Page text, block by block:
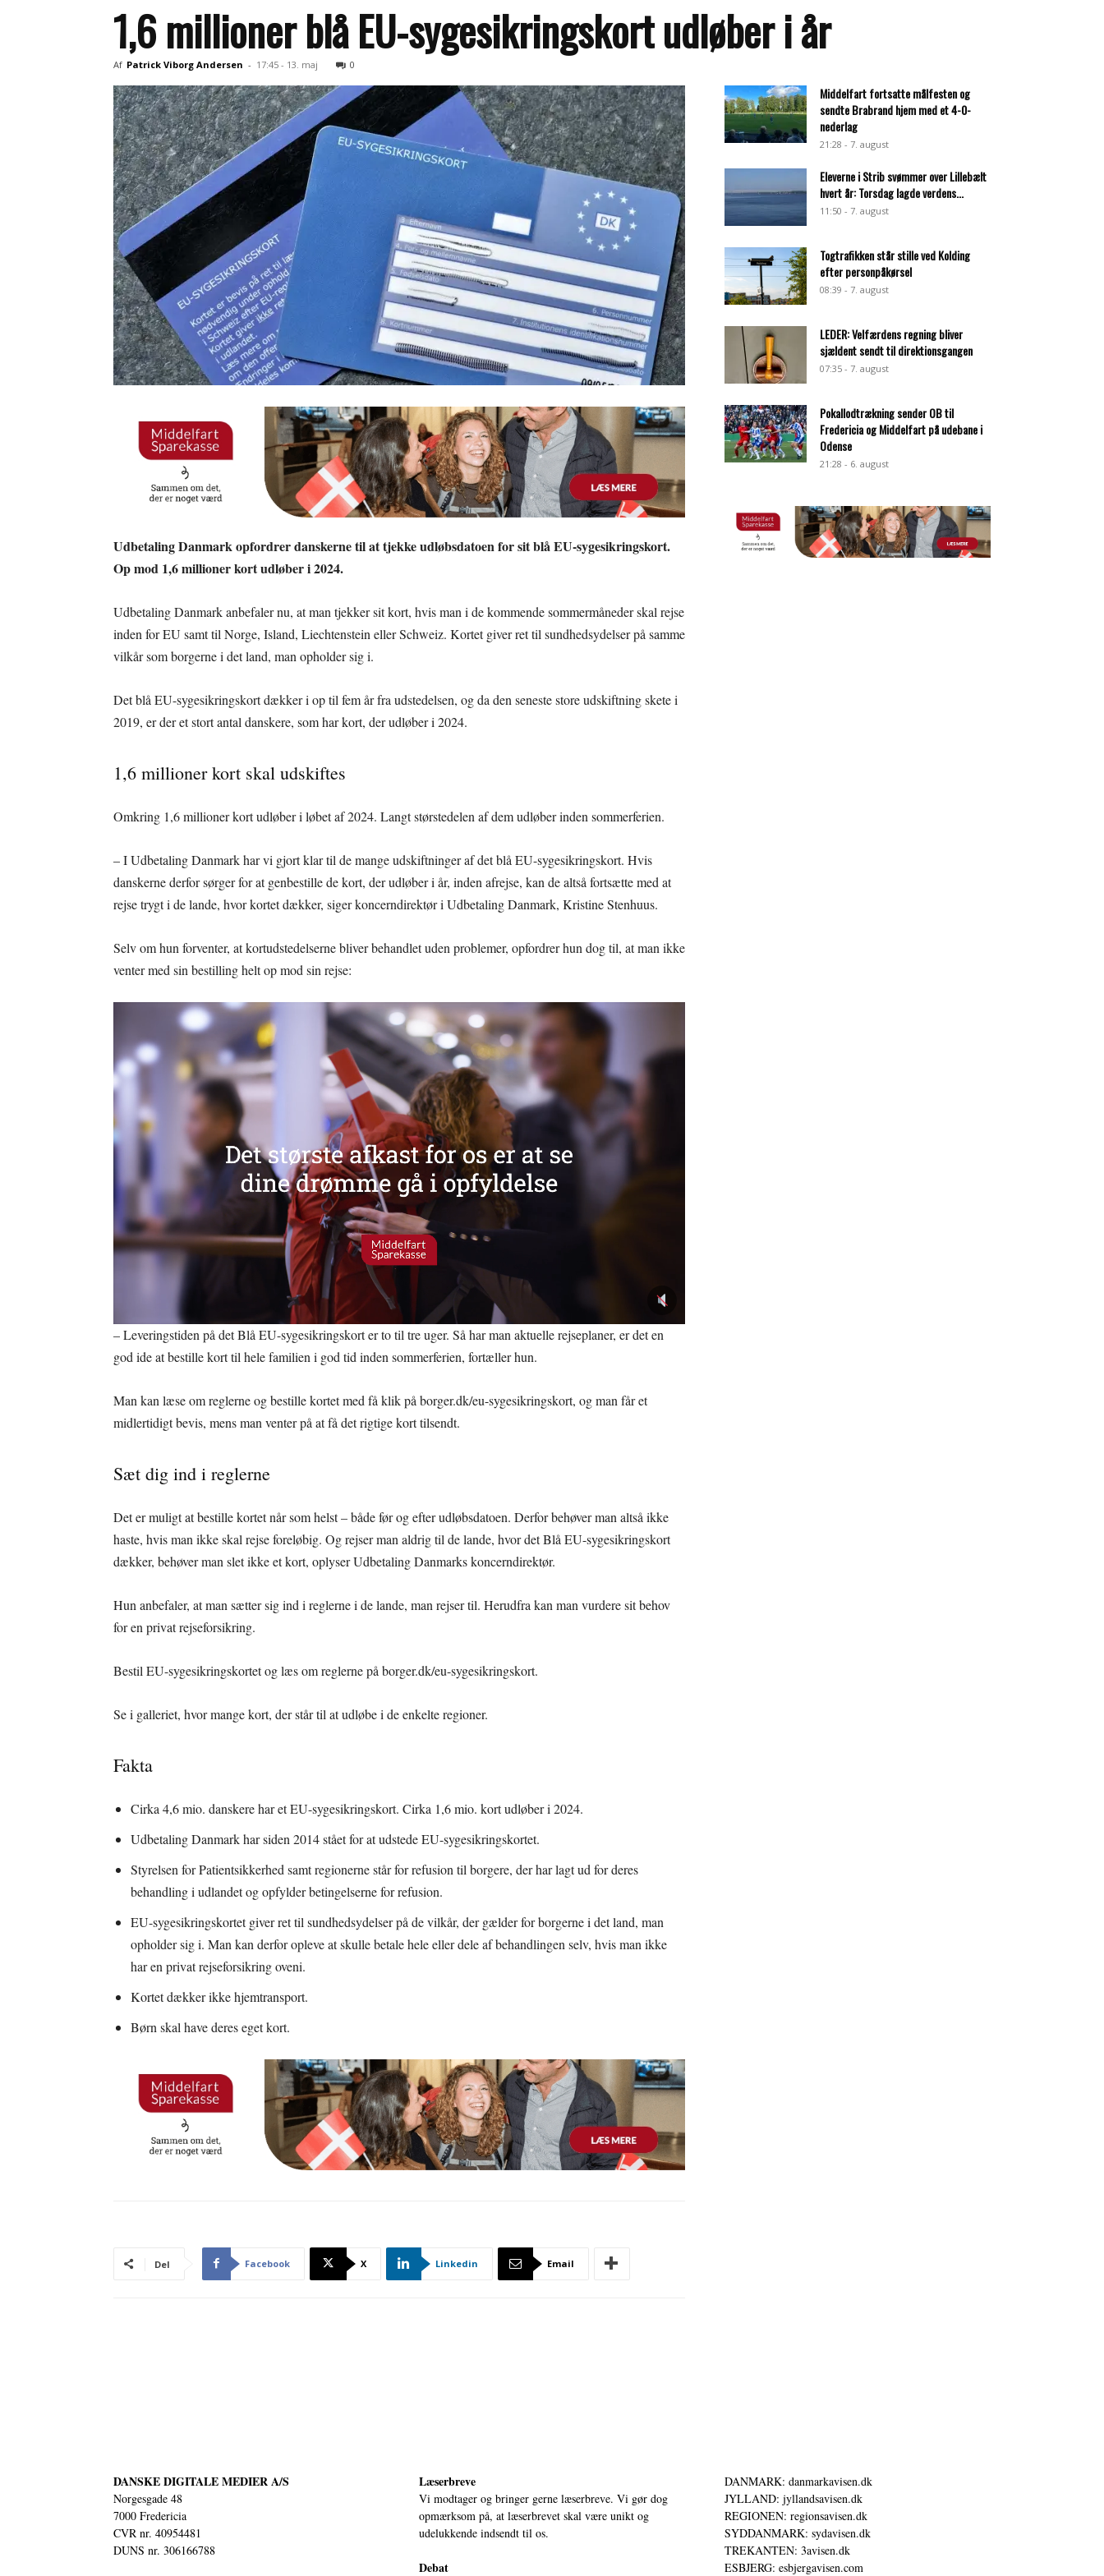
1,6 millioner blå EU-sygesikringskort udløber i år
Af Patrick Viborg Andersen - 17:45 - 13. maj 0
Udbetaling Danmark opfordrer danskerne til at tjekke udløbsdatoen for sit blå EU-sygesikringskort.
Op mod 1,6 millioner kort udløber i 2024.
Udbetaling Danmark anbefaler nu, at man tjekker sit kort, hvis man i de kommende sommermåneder skal rejse
inden for EU samt til Norge, Island, Liechtenstein eller Schweiz. Kortet giver ret til sundhedsydelser på samme
vilkår som borgerne i det land, man opholder sig i.
Det blå EU-sygesikringskort dækker i op til fem år fra udstedelsen, og da den seneste store udskiftning skete i
2019, er der et stort antal danskere, som har kort, der udløber i 2024.
1,6 millioner kort skal udskiftes
Omkring 1,6 millioner kort udløber i løbet af 2024. Langt størstedelen af dem udløber inden sommerferien.
– I Udbetaling Danmark har vi gjort klar til de mange udskiftninger af det blå EU-sygesikringskort. Hvis
danskerne derfor sørger for at genbestille de kort, der udløber i år, inden afrejse, kan de altså fortsætte med at
rejse trygt i de lande, hvor kortet dækker, siger koncerndirektør i Udbetaling Danmark, Kristine Stenhuus.
Selv om hun forventer, at kortudstedelserne bliver behandlet uden problemer, opfordrer hun dog til, at man ikke
venter med sin bestilling helt op mod sin rejse:
– Leveringstiden på det Blå EU-sygesikringskort er to til tre uger. Så har man aktuelle rejseplaner, er det en
god ide at bestille kort til hele familien i god tid inden sommerferien, fortæller hun.
Man kan læse om reglerne og bestille kortet med få klik på borger.dk/eu-sygesikringskort, og man får et
midlertidigt bevis, mens man venter på at få det rigtige kort tilsendt.
Sæt dig ind i reglerne
Det er muligt at bestille kortet når som helst – både før og efter udløbsdatoen. Derfor behøver man altså ikke
haste, hvis man ikke skal rejse foreløbig. Og rejser man aldrig til de lande, hvor det Blå EU-sygesikringskort
dækker, behøver man slet ikke et kort, oplyser Udbetaling Danmarks koncerndirektør.
Hun anbefaler, at man sætter sig ind i reglerne i de lande, man rejser til. Herudfra kan man vurdere sit behov
for en privat rejseforsikring.
Bestil EU-sygesikringskortet og læs om reglerne på borger.dk/eu-sygesikringskort.
Se i galleriet, hvor mange kort, der står til at udløbe i de enkelte regioner.
Fakta
Cirka 4,6 mio. danskere har et EU-sygesikringskort. Cirka 1,6 mio. kort udløber i 2024.
Udbetaling Danmark har siden 2014 stået for at udstede EU-sygesikringskortet.
Styrelsen for Patientsikkerhed samt regionerne står for refusion til borgere, der har lagt ud for deres
behandling i udlandet og opfylder betingelserne for refusion.
EU-sygesikringskortet giver ret til sundhedsydelser på de vilkår, der gælder for borgerne i det land, man
opholder sig i. Man kan derfor opleve at skulle betale hele eller dele af behandlingen selv, hvis man ikke
har en privat rejseforsikring oveni.
Kortet dækker ikke hjemtransport.
Børn skal have deres eget kort.
Del Facebook X Linkedin Email
Middelfart fortsatte målfesten og
sendte Brabrand hjem med et 4-0-
nederlag
21:28 - 7. august
Eleverne i Strib svømmer over Lillebælt
hvert år: Torsdag lagde verdens...
11:50 - 7. august
Togtrafikken står stille ved Kolding
efter personpåkørsel
08:39 - 7. august
LEDER: Velfærdens regning bliver
sjældent sendt til direktionsgangen
07:35 - 7. august
Pokallodtrækning sender OB til
Fredericia og Middelfart på udebane i
Odense
21:28 - 6. august
DANSKE DIGITALE MEDIER A/S
Norgesgade 48
7000 Fredericia
CVR nr. 40954481
DUNS nr. 306166788
Læserbreve
Vi modtager og bringer gerne læserbreve. Vi gør dog
opmærksom på, at læserbrevet skal være unikt og
udelukkende indsendt til os.
Debat
DANMARK: danmarkavisen.dk
JYLLAND: jyllandsavisen.dk
REGIONEN: regionsavisen.dk
SYDDANMARK: sydavisen.dk
TREKANTEN: 3avisen.dk
ESBJERG: esbjergavisen.com